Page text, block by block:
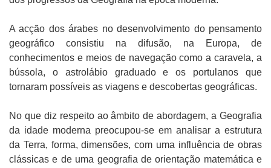
A acção dos árabes no desenvolvimento do pensamento
geográfico consistiu na difusão, na Europa, de
conhecimentos e meios de navegação como a caravela, a
bússola, o astrolábio graduado e os portulanos que
tornaram possíveis as viagens e descobertas geográficas.
No que diz respeito ao âmbito de abordagem, a Geografia
da idade moderna preocupou-se em analisar a estrutura
da Terra, forma, dimensões, com uma influência de obras
clássicas e de uma geografia de orientação matemática e